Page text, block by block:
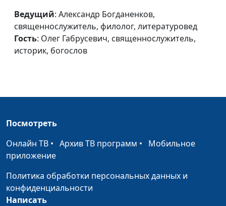
человек перестает
быть человеком?
священнослужитель,
филолог, литературовед,
Олег Габрусевич,
тексте. Парящая
священнослужитель,
историк, богослов
"золотой клей"
искупления
священнослужитель,
Ведущий: Александр Богданенков,
священнослужитель, филолог, литературовед
Гость: Олег Габрусевич, священнослужитель,
историк, богослов
Посмотреть
Онлайн ТВ • Архив ТВ программ • Мобильное
приложение
Политика обработки персональных данных и
конфиденциальности
Написать